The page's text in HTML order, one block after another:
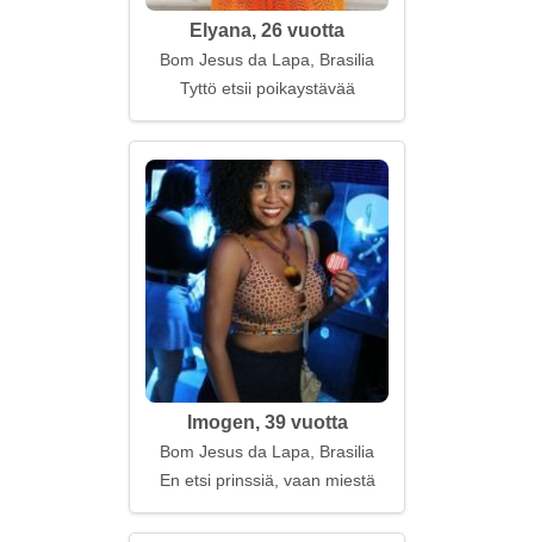
Elyana, 26 vuotta
Bom Jesus da Lapa, Brasilia
Tyttö etsii poikaystävää
Imogen, 39 vuotta
Bom Jesus da Lapa, Brasilia
En etsi prinssiä, vaan miestä